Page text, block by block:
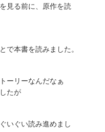
見る前に、原作を読
で本書を読みました。
ーリーなんだなぁ
たが
いぐい読み進めまし